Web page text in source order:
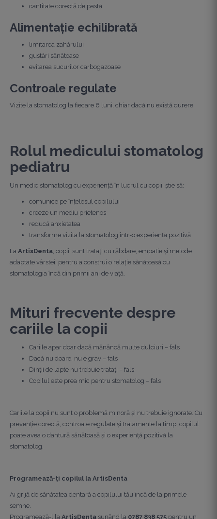
cantitate corectă de pastă
Alimentație echilibrată
limitarea zahărului
gustări sănătoase
evitarea sucurilor carbogazoase
Controale regulate
Vizite la stomatolog la fiecare 6 luni, chiar dacă nu există durere.
Rolul medicului stomatolog
pediatru
Un medic stomatolog cu experiență în lucrul cu copiii știe să:
comunice pe înțelesul copilului
creeze un mediu prietenos
reducă anxietatea
transforme vizita la stomatolog într-o experiență pozitivă
La ArtisDenta, copiii sunt tratați cu răbdare, empatie și metode
adaptate vârstei, pentru a construi o relație sănătoasă cu
stomatologia încă din primii ani de viață.
Mituri frecvente despre
cariile la copii
Cariile apar doar dacă mănâncă multe dulciuri – fals
Dacă nu doare, nu e grav – fals
Dinții de lapte nu trebuie tratați – fals
Copilul este prea mic pentru stomatolog – fals
Cariile la copii nu sunt o problemă minoră și nu trebuie ignorate. Cu
prevenție corectă, controale regulate și tratamente la timp, copilul
poate avea o dantură sănătoasă și o experiență pozitivă la
stomatolog.
Programează-ți copilul la ArtisDenta
Ai grijă de sănătatea dentară a copilului tău încă de la primele
semne.
Programează-l la ArtisDenta sunând la 0787 838 575 pentru un